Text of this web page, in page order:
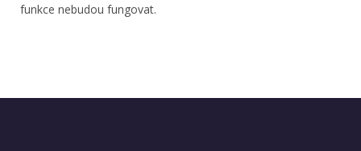
funkce nebudou fungovat.